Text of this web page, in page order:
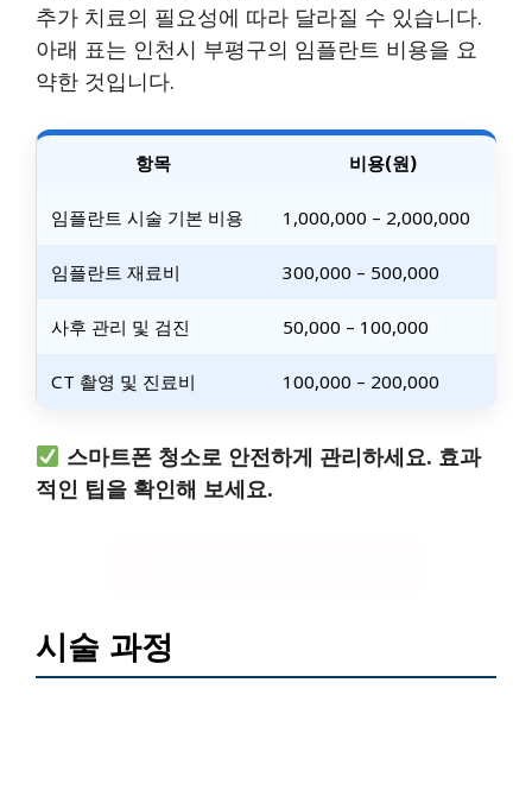
추가 치료의 필요성에 따라 달라질 수 있습니다.
아래 표는 인천시 부평구의 임플란트 비용을 요
약한 것입니다.
항목 비용(원)
임플란트 시술 기본 비용 1,000,000 – 2,000,000
임플란트 재료비 300,000 – 500,000
사후 관리 및 검진 50,000 – 100,000
CT 촬영 및 진료비 100,000 – 200,000
스마트폰 청소로 안전하게 관리하세요. 효과
적인 팁을 확인해 보세요.
시술 과정